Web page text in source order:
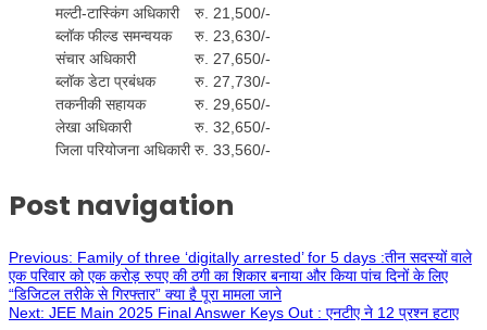
मल्टी-टास्किंग अधिकारी
रु. 21,500/-
ब्लॉक फील्ड समन्वयक
रु. 23,630/-
संचार अधिकारी
रु. 27,650/-
ब्लॉक डेटा प्रबंधक
रु. 27,730/-
तकनीकी सहायक
रु. 29,650/-
लेखा अधिकारी
रु. 32,650/-
जिला परियोजना अधिकारी रु. 33,560/-
Post navigation
Previous: Family of three ‘digitally arrested’ for 5 days :तीन सदस्यों वाले
एक परिवार को एक करोड़ रुपए की ठगी का शिकार बनाया और किया पांच दिनों के लिए
“डिजिटल तरीके से गिरफ्तार” क्या है पूरा मामला जाने
Next: JEE Main 2025 Final Answer Keys Out : एनटीए ने 12 प्रश्न हटाए